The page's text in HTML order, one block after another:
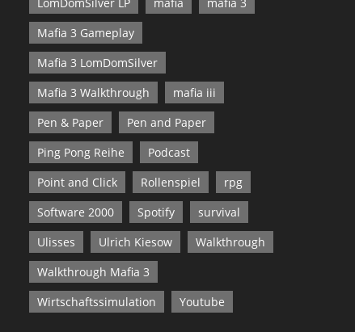
Mafia 3 Gameplay
Mafia 3 LomDomSilver
Mafia 3 Walkthrough
mafia iii
Pen & Paper
Pen and Paper
Ping Pong Reihe
Podcast
Point and Click
Rollenspiel
rpg
Software 2000
Spotify
survival
Ulisses
Ulrich Kiesow
Walkthrough
Walkthrough Mafia 3
Wirtschaftssimulation
Youtube